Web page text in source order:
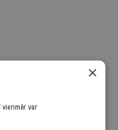
×
var